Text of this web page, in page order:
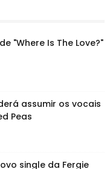
"Where Is The Love?"
assumir os vocais
Peas
single da Fergie